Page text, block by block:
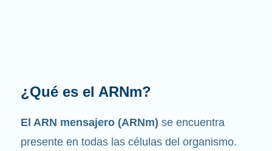
¿Cuál es la función que
Como su nombre indica, el ARNm es un